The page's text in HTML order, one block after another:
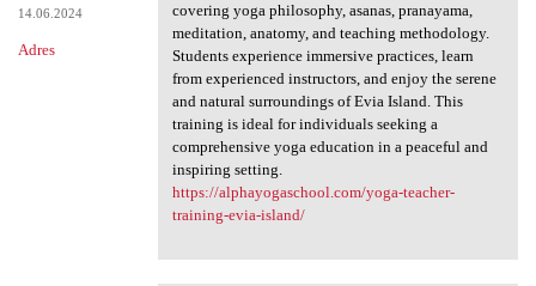
14.06.2024
Adres
covering yoga philosophy, asanas, pranayama,
meditation, anatomy, and teaching methodology.
Students experience immersive practices, learn
from experienced instructors, and enjoy the serene
and natural surroundings of Evia Island. This
training is ideal for individuals seeking a
comprehensive yoga education in a peaceful and
inspiring setting.
https://alphayogaschool.com/yoga-teacher-
training-evia-island/